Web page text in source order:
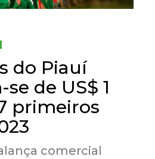
do Piauí
de US$ 1
primeiros
comercial